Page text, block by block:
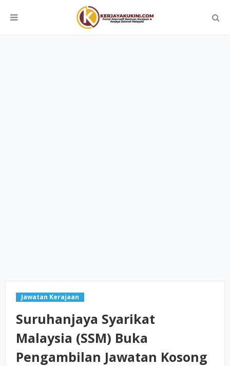
Jawatan Kerajaan
Suruhanjaya Syarikat
Malaysia (SSM) Buka
Pengambilan Jawatan Kosong